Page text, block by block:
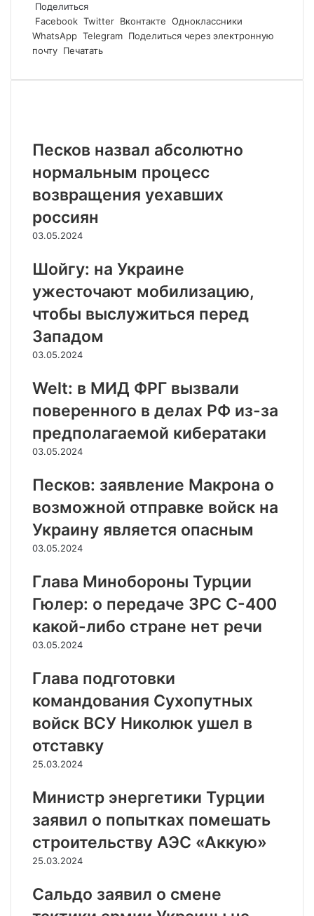
Поделиться
Facebook Twitter Вконтакте Одноклассники
WhatsApp Telegram Поделиться через электронную
почту Печатать
Песков назвал абсолютно
нормальным процесс
возвращения уехавших
россиян
03.05.2024
Шойгу: на Украине
ужесточают мобилизацию,
чтобы выслужиться перед
Западом
03.05.2024
Welt: в МИД ФРГ вызвали
поверенного в делах РФ из-за
предполагаемой кибератаки
03.05.2024
Песков: заявление Макрона о
возможной отправке войск на
Украину является опасным
03.05.2024
Глава Минобороны Турции
Гюлер: о передаче ЗРС С-400
какой-либо стране нет речи
03.05.2024
Глава подготовки
командования Сухопутных
войск ВСУ Николюк ушел в
отставку
25.03.2024
Министр энергетики Турции
заявил о попытках помешать
строительству АЭС «Аккую»
25.03.2024
Сальдо заявил о смене